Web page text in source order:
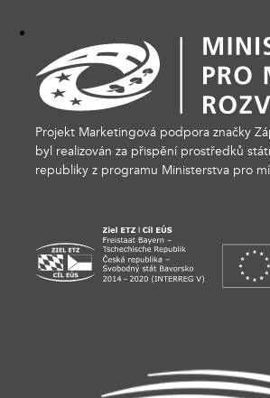
Projekt Marketingová podpora značky
byl realizován za přispění prostředků
republiky z programu Ministerstva pro